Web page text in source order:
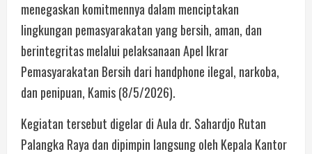
menegaskan komitmennya dalam menciptakan
lingkungan pemasyarakatan yang bersih, aman, dan
berintegritas melalui pelaksanaan Apel Ikrar
Pemasyarakatan Bersih dari handphone ilegal, narkoba,
dan penipuan, Kamis (8/5/2026).
Kegiatan tersebut digelar di Aula dr. Sahardjo Rutan
Palangka Raya dan dipimpin langsung oleh Kepala Kantor